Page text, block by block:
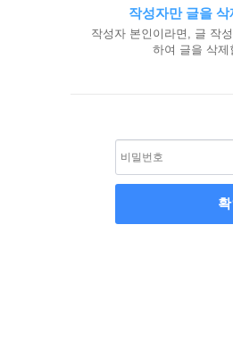
작성자만 글을
작성자 본인이라면, 글 작
하여 글을 삭제